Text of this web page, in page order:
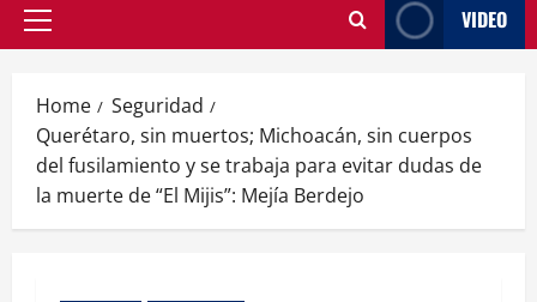
Primary
VIDEO
Home
Seguridad
Querétaro, sin muertos; Michoacán, sin cuerpos
del fusilamiento y se trabaja para evitar dudas de
la muerte de “El Mijis”: Mejía Berdejo